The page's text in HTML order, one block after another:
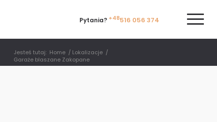
Pytania? +48516 056 374
Jesteś tutaj: Home / Lokalizacje /
Garaże blaszane Zakopane